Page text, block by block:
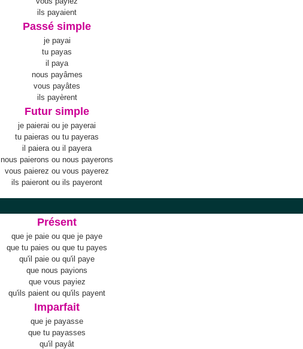
ils payaient
Passé simple
je payai
tu payas
il paya
nous payâmes
vous payâtes
ils payèrent
Futur simple
je paierai ou je payerai
tu paieras ou tu payeras
il paiera ou il payera
nous paierons ou nous payerons
vous paierez ou vous payerez
ils paieront ou ils payeront
Présent
que je paie ou que je paye
que tu paies ou que tu payes
qu'il paie ou qu'il paye
que nous payions
que vous payiez
qu'ils paient ou qu'ils payent
Imparfait
que je payasse
que tu payasses
qu'il payât